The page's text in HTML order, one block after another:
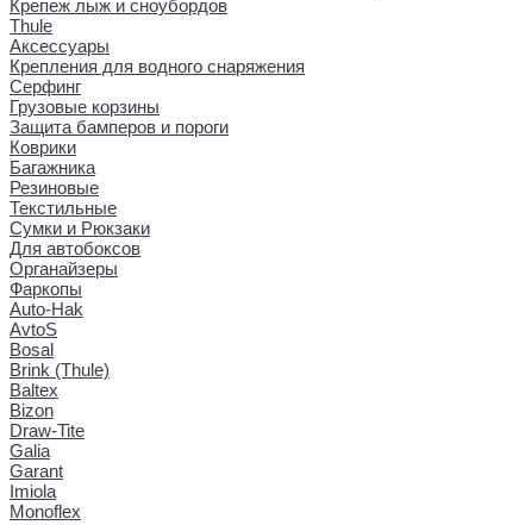
Крепеж лыж и сноубордов
Thule
Аксессуары
Крепления для водного снаряжения
Серфинг
Грузовые корзины
Защита бамперов и пороги
Коврики
Багажника
Резиновые
Текстильные
Сумки и Рюкзаки
Для автобоксов
Органайзеры
Фаркопы
Auto-Hak
AvtoS
Bosal
Brink (Thule)
Baltex
Bizon
Draw-Tite
Galia
Garant
Imiola
Monoflex